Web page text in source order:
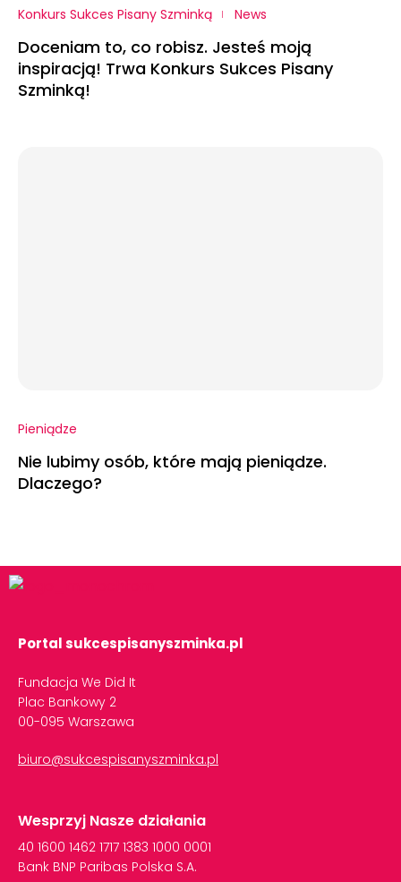
Konkurs Sukces Pisany Szminką News
Doceniam to, co robisz. Jesteś moją
inspiracją! Trwa Konkurs Sukces Pisany
Szminką!
Pieniądze
Nie lubimy osób, które mają pieniądze.
Dlaczego?
Portal sukcespisanyszminka.pl
Fundacja We Did It
Plac Bankowy 2
00-095 Warszawa
biuro@sukcespisanyszminka.pl
Wesprzyj Nasze działania
40 1600 1462 1717 1383 1000 0001
Bank BNP Paribas Polska S.A.